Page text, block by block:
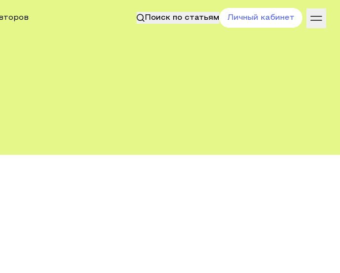
Поиск по статьям Личный кабинет